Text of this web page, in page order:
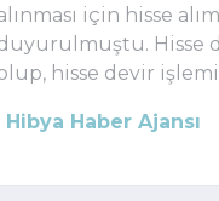
için hisse
Hisse
hisse devir
Hibya Haber Ajansı